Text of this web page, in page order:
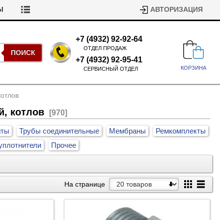
АВТОРИЗАЦИЯ
ПОИСК
+7 (4932) 92-92-64
ОТДЕЛ ПРОДАЖ
+7 (4932) 92-95-41
СЕРВИСНЫЙ ОТДЕЛ КОРЗИНА
Ремни для сушильных машин
Испарители, конденсаторы для
холодильников
котлов [970]
Трубы соединительные Мембраны
Ремкомплекты
Прочее
На странице